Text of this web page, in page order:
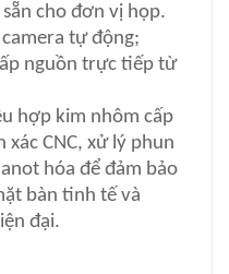
cho đơn vị họp.
tự động;
nguồn trực tiếp từ
hợp kim nhôm cấp
xác CNC, xử lý phun
hóa để đảm bảo
bàn tinh tế và
đại.